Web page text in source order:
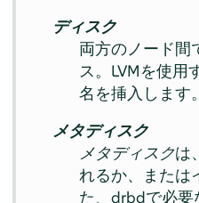
ディスク
両方のノード間
ス。LVMを使用
名を挿入します。
メタディスク
メタディスクは
れるか、または
た、drbdで必要